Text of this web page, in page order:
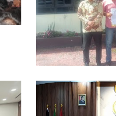
Dugaan
Ratusan Juta
Kuasa Hukum